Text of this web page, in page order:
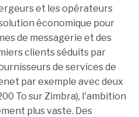
et les opérateurs
économique pour
de messagerie et des
clients séduits par
de services de
par exemple avec deux
To sur Zimbra), l'ambition
plus vaste. Des